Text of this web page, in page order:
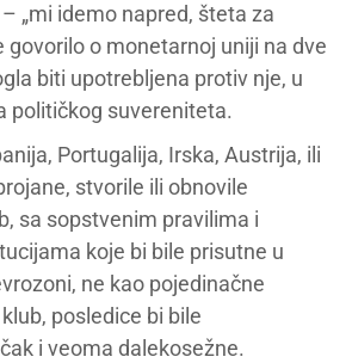
„mi idemo napred, šteta za
govorilo o monetarnoj uniji na dve
biti upotrebljena protiv nje, u
političkog suvereniteta.
Portugalija, Irska, Austrija, ili
stvorile ili obnovile
sa sopstvenim pravilima i
koje bi bile prisutne u
ne kao pojedinačne
posledice bi bile
i veoma dalekosežne.